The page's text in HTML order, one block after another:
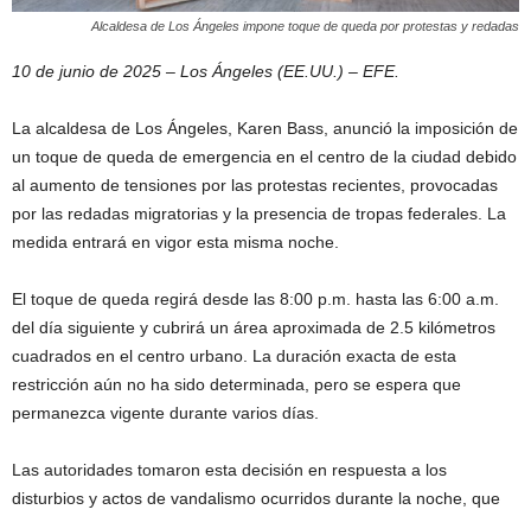
Alcaldesa de Los Ángeles impone toque de queda por protestas y redadas
10 de junio de 2025 – Los Ángeles (EE.UU.) – EFE.
La alcaldesa de Los Ángeles, Karen Bass, anunció la imposición de
un toque de queda de emergencia en el centro de la ciudad debido
al aumento de tensiones por las protestas recientes, provocadas
por las redadas migratorias y la presencia de tropas federales. La
medida entrará en vigor esta misma noche.
El toque de queda regirá desde las 8:00 p.m. hasta las 6:00 a.m.
del día siguiente y cubrirá un área aproximada de 2.5 kilómetros
cuadrados en el centro urbano. La duración exacta de esta
restricción aún no ha sido determinada, pero se espera que
permanezca vigente durante varios días.
Las autoridades tomaron esta decisión en respuesta a los
disturbios y actos de vandalismo ocurridos durante la noche, que